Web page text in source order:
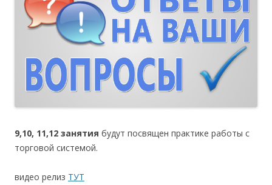
9,10, 11,12 занятия будут посвящен практике работы с
торговой системой.
видео релиз ТУТ